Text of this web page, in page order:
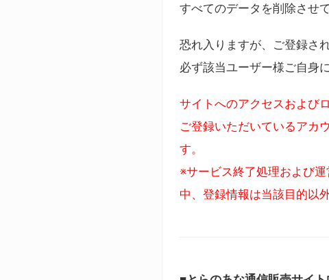
すべてのデータを削除させ
恐れ入りますが、ご登録さ
必ず該当ユーザー様ご自身
サイトへのアクセスおよび
ご登録いただいているアカ
す。
※サービス終了処理および
中、登録情報は当該目的以